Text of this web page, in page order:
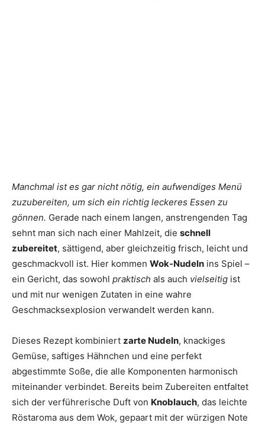
Manchmal ist es gar nicht nötig, ein aufwendiges Menü
zuzubereiten, um sich ein richtig leckeres Essen zu
gönnen. Gerade nach einem langen, anstrengenden Tag
sehnt man sich nach einer Mahlzeit, die schnell
zubereitet, sättigend, aber gleichzeitig frisch, leicht und
geschmackvoll ist. Hier kommen Wok-Nudeln ins Spiel –
ein Gericht, das sowohl praktisch als auch vielseitig ist
und mit nur wenigen Zutaten in eine wahre
Geschmacksexplosion verwandelt werden kann.
Dieses Rezept kombiniert zarte Nudeln, knackiges
Gemüse, saftiges Hähnchen und eine perfekt
abgestimmte Soße, die alle Komponenten harmonisch
miteinander verbindet. Bereits beim Zubereiten entfaltet
sich der verführerische Duft von Knoblauch, das leichte
Röstaroma aus dem Wok, gepaart mit der würzigen Note